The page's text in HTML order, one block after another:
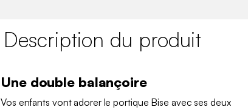
Description du produit
Une double balançoire
Vos enfants vont adorer le portique Bise avec ses deux